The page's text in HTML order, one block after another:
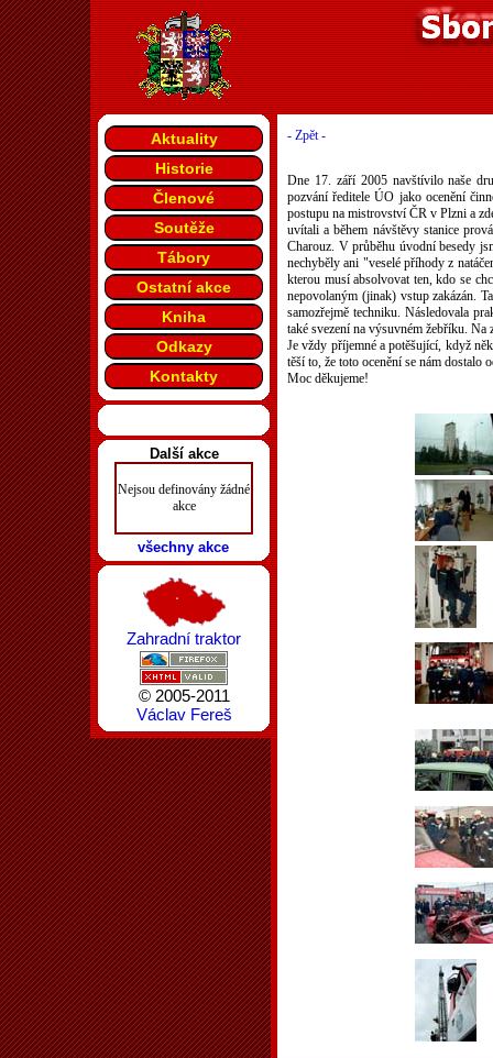
- Zpět -
Dne 17. září 2005 navštívilo naše
pozvání ředitele ÚO jako ocenění
postupu na mistrovství ČR v Plzni a
uvítali a během návštěvy stanice
Charouz. V průběhu úvodní besedy
nechyběly ani "veselé příhody z
kterou musí absolvovat ten, kdo se
nepovolaným (jinak) vstup zakázán.
samozřejmě techniku. Následovala
také svezení na výsuvném žebříku.
Je vždy příjemné a potěšující, když
těší to, že toto ocenění se nám dostalo
Moc děkujeme!
Aktuality
Historie
Členové
Soutěže
Tábory
Ostatní akce
Kniha
Odkazy
Kontakty
Další akce
Nejsou definovány žádné
akce
všechny akce
Zahradní traktor
© 2005-2011
Václav Fereš